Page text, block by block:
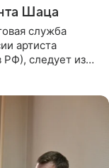
Шаца
служба
артиста
следует из